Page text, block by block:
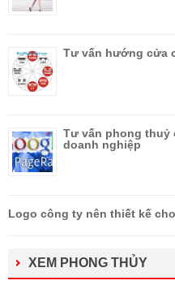
Tư vấn hướng cửa
Tư vấn phong thuỷ
doanh nghiệp
Logo công ty nên thiết kế
XEM PHONG THỦY